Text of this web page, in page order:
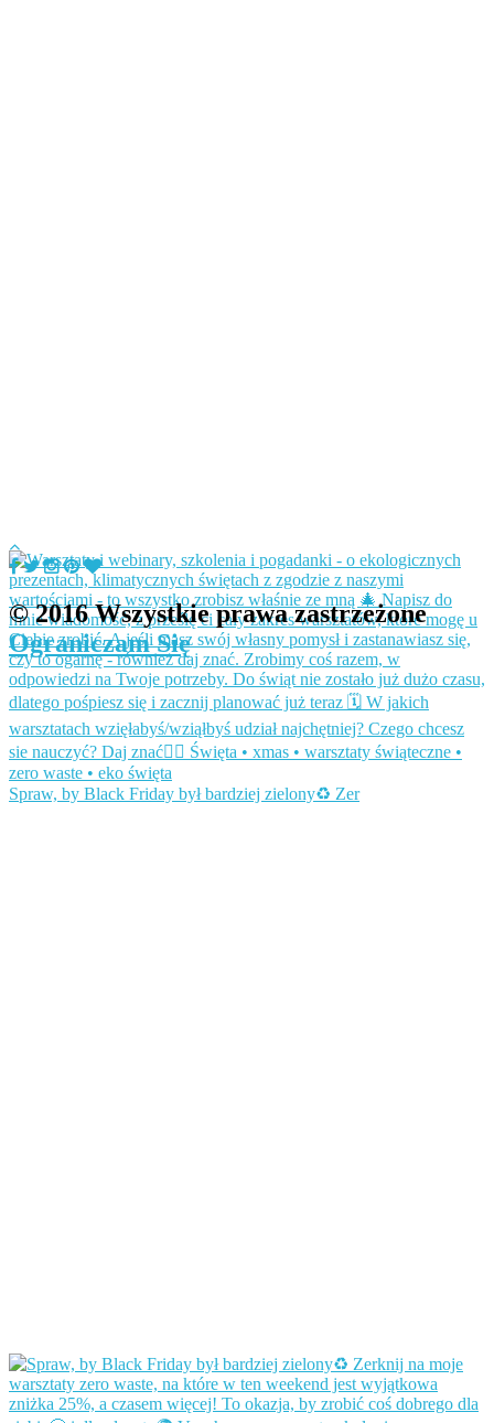
Spraw, by Black Friday był bardziej zielony♻️ Zer
© 2016 Wszystkie prawa zastrzeżone
Ograniczam Się